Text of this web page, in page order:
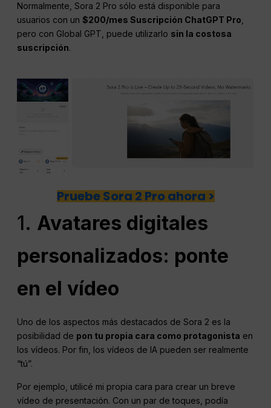
Normalmente, Sora 2 Pro sólo está disponible para
usuarios con un$200/mes Suscripción ChatGPT Pro
pero con Global GPT, puede utilizarlo sin la costosa
suscripción.
Pruebe Sora 2 Pro ahora >
1. Avatares digitales
personalizados: ponte
en el vídeo
Uno de los aspectos más destacados de Sora 2 es la
posibilidad de pon tu propia cara como protagonista en
los vídeos. Por fin, los vídeos de IA pueden ser realmente
“tú”.
Por ejemplo, utilicé mi propia cara para crear un breve
vídeo de presentación. Con un par de toques, podía